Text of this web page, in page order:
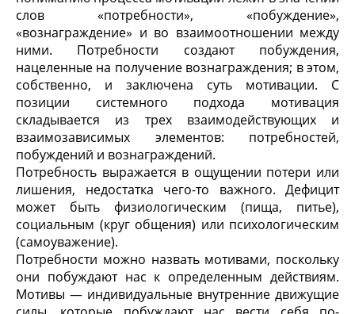
слов «потребности», «побуждение»,
«вознаграждение» и во взаимоотношении между
ними. Потребности создают побуждения,
нацеленные на получение вознаграждения; в этом,
собственно, и заключена суть мотивации. С
позиции системного подхода мотивация
складывается из трех взаимодействующих и
взаимозависимых элементов: потребностей,
побуждений и вознаграждений.
Потребность выражается в ощущении потери или
лишения, недостатка чего-то важного. Дефицит
может быть физиологическим (пища, питье),
социальным (круг общения) или психологическим
(самоуважение).
Потребности можно назвать мотивами, поскольку
они побуждают нас к определенным действиям.
Мотивы — индивидуальные внутренние движущие